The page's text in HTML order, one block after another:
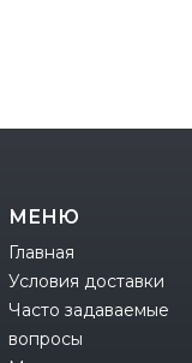
МЕНЮ
Главная
Условия доставки
Часто задаваемые
вопросы